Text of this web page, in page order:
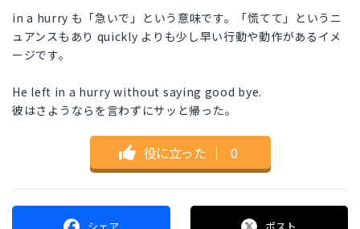
in a hurry も「急いで」という意味です。「慌てて」というニ
ュアンスもあり quickly よりも少し早い行動や動作があるイメ
ージです。
He left in a hurry without saying good bye.
彼はさようならを言わずにサッと帰った。
役に立った ｜ 0